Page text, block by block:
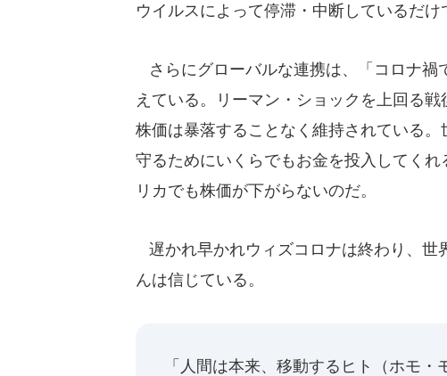
ウイルスによって停滞・中断しているだけ
さらにグローバルな連携は、「コロナ禍
えている。リーマン・ショックを上回る
株価は暴落することなく維持されている
守るためにいくらでもお金を投入してく
リカでも株価が下がらないのだ。
遅かれ早かれウィズコロナは終わり、世
んは信じている。
「人間は本来、移動するヒト（ホモ・